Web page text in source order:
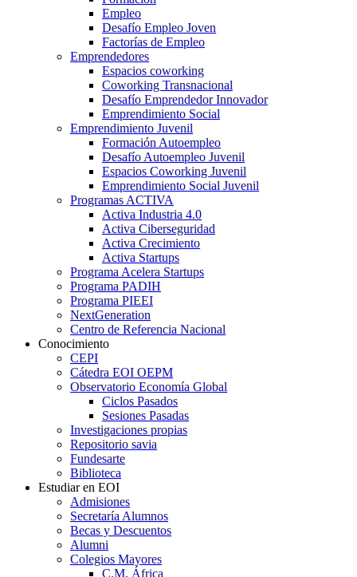
Empleo
Desafío Empleo Joven
Factorías de Empleo
Emprendedores
Espacios coworking
Coworking Transnacional
Desafío Emprendedor Innovador
Emprendimiento Social
Emprendimiento Juvenil
Formación Autoempleo
Desafío Autoempleo Juvenil
Espacios Coworking Juvenil
Emprendimiento Social Juvenil
Programas ACTIVA
Activa Industria 4.0
Activa Ciberseguridad
Activa Crecimiento
Activa Startups
Programa Acelera Startups
Programa PADIH
Programa PIEEI
NextGeneration
Centro de Referencia Nacional
Conocimiento
CEPI
Cátedra EOI OEPM
Observatorio Economía Global
Ciclos Pasados
Sesiones Pasadas
Investigaciones propias
Repositorio savia
Fundesarte
Biblioteca
Estudiar en EOI
Admisiones
Secretaría Alumnos
Becas y Descuentos
Alumni
Colegios Mayores
C.M. África